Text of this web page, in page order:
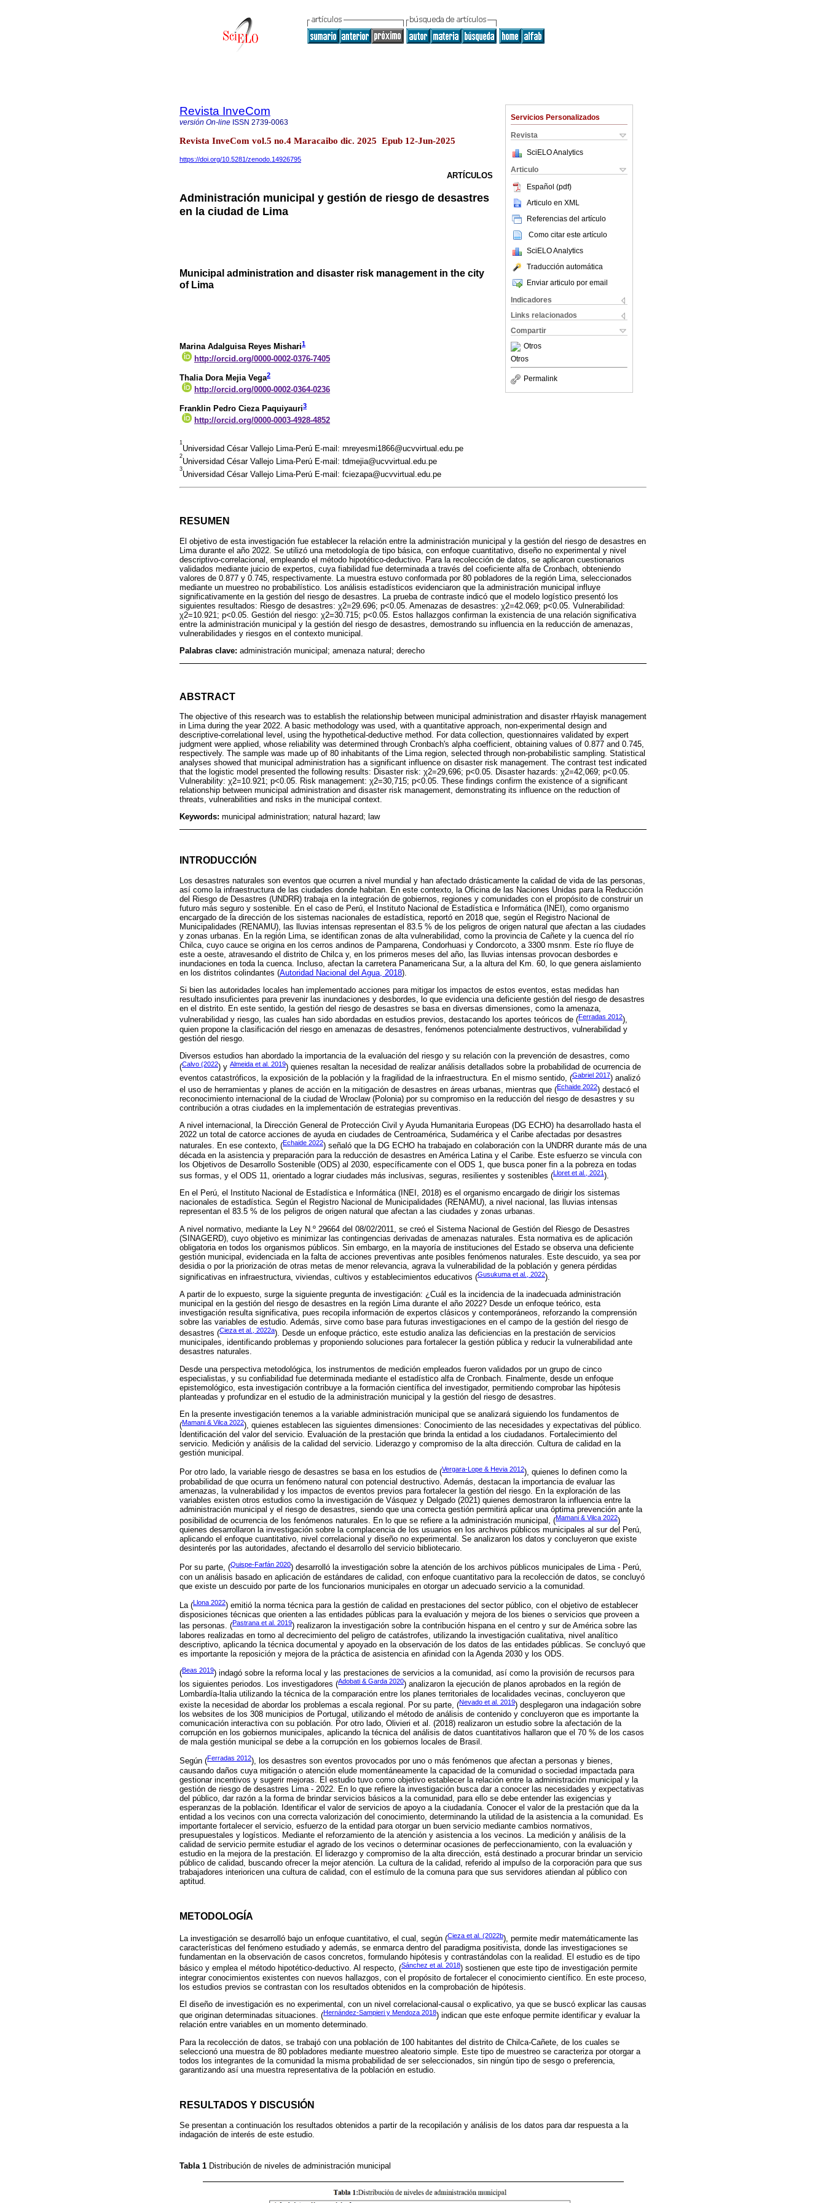
Servicios Personalizados
Revista
SciELO Analytics
Articulo
Español (pdf)
Articulo en XML
Referencias del artículo
Como citar este artículo
SciELO Analytics
Traducción automática
Enviar articulo por email
Indicadores
Links relacionados
Compartir
Otros
Otros
Permalink
Revista InveCom
versión On-line ISSN 2739-0063
Revista InveCom vol.5 no.4 Maracaibo dic. 2025 Epub 12-Jun-2025
https://doi.org/10.5281/zenodo.14926795
ARTÍCULOS
Administración municipal y gestión de riesgo de desastres
en la ciudad de Lima
Municipal administration and disaster risk management in the city
of Lima
Marina Adalguisa Reyes Mishari1
http://orcid.org/0000-0002-0376-7405
Thalia Dora Mejia Vega2
http://orcid.org/0000-0002-0364-0236
Franklin Pedro Cieza Paquiyauri3
http://orcid.org/0000-0003-4928-4852
1
Universidad César Vallejo Lima-Perú E-mail: mreyesmi1866@ucvvirtual.edu.pe
2
Universidad César Vallejo Lima-Perú E-mail: tdmejia@ucvvirtual.edu.pe
3
Universidad César Vallejo Lima-Perú E-mail: fciezapa@ucvvirtual.edu.pe
RESUMEN
El objetivo de esta investigación fue establecer la relación entre la administración municipal y la gestión del riesgo de desastres en
Lima durante el año 2022. Se utilizó una metodología de tipo básica, con enfoque cuantitativo, diseño no experimental y nivel
descriptivo-correlacional, empleando el método hipotético-deductivo. Para la recolección de datos, se aplicaron cuestionarios
validados mediante juicio de expertos, cuya fiabilidad fue determinada a través del coeficiente alfa de Cronbach, obteniendo
valores de 0.877 y 0.745, respectivamente. La muestra estuvo conformada por 80 pobladores de la región Lima, seleccionados
mediante un muestreo no probabilístico. Los análisis estadísticos evidenciaron que la administración municipal influye
significativamente en la gestión del riesgo de desastres. La prueba de contraste indicó que el modelo logístico presentó los
siguientes resultados: Riesgo de desastres: χ2=29.696; p<0.05. Amenazas de desastres: χ2=42.069; p<0.05. Vulnerabilidad:
χ2=10.921; p<0.05. Gestión del riesgo: χ2=30.715; p<0.05. Estos hallazgos confirman la existencia de una relación significativa
entre la administración municipal y la gestión del riesgo de desastres, demostrando su influencia en la reducción de amenazas,
vulnerabilidades y riesgos en el contexto municipal.
Palabras clave: administración municipal; amenaza natural; derecho
ABSTRACT
The objective of this research was to establish the relationship between municipal administration and disaster rHayisk management
in Lima during the year 2022. A basic methodology was used, with a quantitative approach, non-experimental design and
descriptive-correlational level, using the hypothetical-deductive method. For data collection, questionnaires validated by expert
judgment were applied, whose reliability was determined through Cronbach's alpha coefficient, obtaining values of 0.877 and 0.745,
respectively. The sample was made up of 80 inhabitants of the Lima region, selected through non-probabilistic sampling. Statistical
analyses showed that municipal administration has a significant influence on disaster risk management. The contrast test indicated
that the logistic model presented the following results: Disaster risk: χ2=29,696; p<0.05. Disaster hazards: χ2=42,069; p<0.05.
Vulnerability: χ2=10.921; p<0.05. Risk management: χ2=30,715; p<0.05. These findings confirm the existence of a significant
relationship between municipal administration and disaster risk management, demonstrating its influence on the reduction of
threats, vulnerabilities and risks in the municipal context.
Keywords: municipal administration; natural hazard; law
INTRODUCCIÓN
Los desastres naturales son eventos que ocurren a nivel mundial y han afectado drásticamente la calidad de vida de las personas,
así como la infraestructura de las ciudades donde habitan. En este contexto, la Oficina de las Naciones Unidas para la Reducción
del Riesgo de Desastres (UNDRR) trabaja en la integración de gobiernos, regiones y comunidades con el propósito de construir un
futuro más seguro y sostenible. En el caso de Perú, el Instituto Nacional de Estadística e Informática (INEI), como organismo
encargado de la dirección de los sistemas nacionales de estadística, reportó en 2018 que, según el Registro Nacional de
Municipalidades (RENAMU), las lluvias intensas representan el 83.5 % de los peligros de origen natural que afectan a las ciudades
y zonas urbanas. En la región Lima, se identifican zonas de alta vulnerabilidad, como la provincia de Cañete y la cuenca del río
Chilca, cuyo cauce se origina en los cerros andinos de Pamparena, Condorhuasi y Condorcoto, a 3300 msnm. Este río fluye de
este a oeste, atravesando el distrito de Chilca y, en los primeros meses del año, las lluvias intensas provocan desbordes e
inundaciones en toda la cuenca. Incluso, afectan la carretera Panamericana Sur, a la altura del Km. 60, lo que genera aislamiento
en los distritos colindantes (Autoridad Nacional del Agua, 2018).
Si bien las autoridades locales han implementado acciones para mitigar los impactos de estos eventos, estas medidas han
resultado insuficientes para prevenir las inundaciones y desbordes, lo que evidencia una deficiente gestión del riesgo de desastres
en el distrito. En este sentido, la gestión del riesgo de desastres se basa en diversas dimensiones, como la amenaza,
vulnerabilidad y riesgo, las cuales han sido abordadas en estudios previos, destacando los aportes teóricos de (Ferradas 2012),
quien propone la clasificación del riesgo en amenazas de desastres, fenómenos potencialmente destructivos, vulnerabilidad y
gestión del riesgo.
Diversos estudios han abordado la importancia de la evaluación del riesgo y su relación con la prevención de desastres, como
(Calvo (2022) y Almeida et al. 2019) quienes resaltan la necesidad de realizar análisis detallados sobre la probabilidad de ocurrencia de
eventos catastróficos, la exposición de la población y la fragilidad de la infraestructura. En el mismo sentido, (Gabriel 2017) analizó
el uso de herramientas y planes de acción en la mitigación de desastres en áreas urbanas, mientras que (Echaide 2022) destacó el
reconocimiento internacional de la ciudad de Wroclaw (Polonia) por su compromiso en la reducción del riesgo de desastres y su
contribución a otras ciudades en la implementación de estrategias preventivas.
A nivel internacional, la Dirección General de Protección Civil y Ayuda Humanitaria Europeas (DG ECHO) ha desarrollado hasta el
2022 un total de catorce acciones de ayuda en ciudades de Centroamérica, Sudamérica y el Caribe afectadas por desastres
naturales. En ese contexto, (Echaide 2022) señaló que la DG ECHO ha trabajado en colaboración con la UNDRR durante más de una
década en la asistencia y preparación para la reducción de desastres en América Latina y el Caribe. Este esfuerzo se vincula con
los Objetivos de Desarrollo Sostenible (ODS) al 2030, específicamente con el ODS 1, que busca poner fin a la pobreza en todas
sus formas, y el ODS 11, orientado a lograr ciudades más inclusivas, seguras, resilientes y sostenibles (Lloret et al., 2021).
En el Perú, el Instituto Nacional de Estadística e Informática (INEI, 2018) es el organismo encargado de dirigir los sistemas
nacionales de estadística. Según el Registro Nacional de Municipalidades (RENAMU), a nivel nacional, las lluvias intensas
representan el 83.5 % de los peligros de origen natural que afectan a las ciudades y zonas urbanas.
A nivel normativo, mediante la Ley N.º 29664 del 08/02/2011, se creó el Sistema Nacional de Gestión del Riesgo de Desastres
(SINAGERD), cuyo objetivo es minimizar las contingencias derivadas de amenazas naturales. Esta normativa es de aplicación
obligatoria en todos los organismos públicos. Sin embargo, en la mayoría de instituciones del Estado se observa una deficiente
gestión municipal, evidenciada en la falta de acciones preventivas ante posibles fenómenos naturales. Este descuido, ya sea por
desidia o por la priorización de otras metas de menor relevancia, agrava la vulnerabilidad de la población y genera pérdidas
significativas en infraestructura, viviendas, cultivos y establecimientos educativos (Gusukuma et al., 2022).
A partir de lo expuesto, surge la siguiente pregunta de investigación: ¿Cuál es la incidencia de la inadecuada administración
municipal en la gestión del riesgo de desastres en la región Lima durante el año 2022? Desde un enfoque teórico, esta
investigación resulta significativa, pues recopila información de expertos clásicos y contemporáneos, reforzando la comprensión
sobre las variables de estudio. Además, sirve como base para futuras investigaciones en el campo de la gestión del riesgo de
desastres (Cieza et al., 2022a). Desde un enfoque práctico, este estudio analiza las deficiencias en la prestación de servicios
municipales, identificando problemas y proponiendo soluciones para fortalecer la gestión pública y reducir la vulnerabilidad ante
desastres naturales.
Desde una perspectiva metodológica, los instrumentos de medición empleados fueron validados por un grupo de cinco
especialistas, y su confiabilidad fue determinada mediante el estadístico alfa de Cronbach. Finalmente, desde un enfoque
epistemológico, esta investigación contribuye a la formación científica del investigador, permitiendo comprobar las hipótesis
planteadas y profundizar en el estudio de la administración municipal y la gestión del riesgo de desastres.
En la presente investigación tenemos a la variable administración municipal que se analizará siguiendo los fundamentos de
(Mamani & Vilca 2022), quienes establecen las siguientes dimensiones: Conocimiento de las necesidades y expectativas del público.
Identificación del valor del servicio. Evaluación de la prestación que brinda la entidad a los ciudadanos. Fortalecimiento del
servicio. Medición y análisis de la calidad del servicio. Liderazgo y compromiso de la alta dirección. Cultura de calidad en la
gestión municipal.
Por otro lado, la variable riesgo de desastres se basa en los estudios de (Vergara-Lope & Hevia 2012), quienes lo definen como la
probabilidad de que ocurra un fenómeno natural con potencial destructivo. Además, destacan la importancia de evaluar las
amenazas, la vulnerabilidad y los impactos de eventos previos para fortalecer la gestión del riesgo. En la exploración de las
variables existen otros estudios como la investigación de Vásquez y Delgado (2021) quienes demostraron la influencia entre la
administración municipal y el riesgo de desastres, siendo que una correcta gestión permitirá aplicar una óptima prevención ante la
posibilidad de ocurrencia de los fenómenos naturales. En lo que se refiere a la administración municipal, (Mamani & Vilca 2022)
quienes desarrollaron la investigación sobre la complacencia de los usuarios en los archivos públicos municipales al sur del Perú,
aplicando el enfoque cuantitativo, nivel correlacional y diseño no experimental. Se analizaron los datos y concluyeron que existe
desinterés por las autoridades, afectando el desarrollo del servicio bibliotecario.
Por su parte, (Quispe-Farfán 2020) desarrolló la investigación sobre la atención de los archivos públicos municipales de Lima - Perú,
con un análisis basado en aplicación de estándares de calidad, con enfoque cuantitativo para la recolección de datos, se concluyó
que existe un descuido por parte de los funcionarios municipales en otorgar un adecuado servicio a la comunidad.
La (Llona 2022) emitió la norma técnica para la gestión de calidad en prestaciones del sector público, con el objetivo de establecer
disposiciones técnicas que orienten a las entidades públicas para la evaluación y mejora de los bienes o servicios que proveen a
las personas. (Pastrana et al. 2019) realizaron la investigación sobre la contribución hispana en el centro y sur de América sobre las
labores realizadas en torno al decrecimiento del peligro de catástrofes, utilizando la investigación cualitativa, nivel analítico
descriptivo, aplicando la técnica documental y apoyado en la observación de los datos de las entidades públicas. Se concluyó que
es importante la reposición y mejora de la práctica de asistencia en afinidad con la Agenda 2030 y los ODS.
(Beas 2019) indagó sobre la reforma local y las prestaciones de servicios a la comunidad, así como la provisión de recursos para
los siguientes periodos. Los investigadores (Adobati & Garda 2020) analizaron la ejecución de planos aprobados en la región de
Lombardía-Italia utilizando la técnica de la comparación entre los planes territoriales de localidades vecinas, concluyeron que
existe la necesidad de abordar los problemas a escala regional. Por su parte, (Nevado et al. 2019) desplegaron una indagación sobre
los websites de los 308 municipios de Portugal, utilizando el método de análisis de contenido y concluyeron que es importante la
comunicación interactiva con su población. Por otro lado, Olivieri et al. (2018) realizaron un estudio sobre la afectación de la
corrupción en los gobiernos municipales, aplicando la técnica del análisis de datos cuantitativos hallaron que el 70 % de los casos
de mala gestión municipal se debe a la corrupción en los gobiernos locales de Brasil.
Según (Ferradas 2012), los desastres son eventos provocados por uno o más fenómenos que afectan a personas y bienes,
causando daños cuya mitigación o atención elude momentáneamente la capacidad de la comunidad o sociedad impactada para
gestionar incentivos y sugerir mejoras. El estudio tuvo como objetivo establecer la relación entre la administración municipal y la
gestión de riesgo de desastres Lima - 2022. En lo que refiere la investigación busca dar a conocer las necesidades y expectativas
del público, dar razón a la forma de brindar servicios básicos a la comunidad, para ello se debe entender las exigencias y
esperanzas de la población. Identificar el valor de servicios de apoyo a la ciudadanía. Conocer el valor de la prestación que da la
entidad a los vecinos con una correcta valorización del conocimiento, determinando la utilidad de la asistencia a la comunidad. Es
importante fortalecer el servicio, esfuerzo de la entidad para otorgar un buen servicio mediante cambios normativos,
presupuestales y logísticos. Mediante el reforzamiento de la atención y asistencia a los vecinos. La medición y análisis de la
calidad de servicio permite estudiar el agrado de los vecinos o determinar ocasiones de perfeccionamiento, con la evaluación y
estudio en la mejora de la prestación. El liderazgo y compromiso de la alta dirección, está destinado a procurar brindar un servicio
público de calidad, buscando ofrecer la mejor atención. La cultura de la calidad, referido al impulso de la corporación para que sus
trabajadores interioricen una cultura de calidad, con el estímulo de la comuna para que sus servidores atiendan al público con
aptitud.
METODOLOGÍA
La investigación se desarrolló bajo un enfoque cuantitativo, el cual, según (Cieza et al. (2022b), permite medir matemáticamente las
características del fenómeno estudiado y además, se enmarca dentro del paradigma positivista, donde las investigaciones se
fundamentan en la observación de casos concretos, formulando hipótesis y contrastándolas con la realidad. El estudio es de tipo
básico y emplea el método hipotético-deductivo. Al respecto, (Sánchez et al. 2018) sostienen que este tipo de investigación permite
integrar conocimientos existentes con nuevos hallazgos, con el propósito de fortalecer el conocimiento científico. En este proceso,
los estudios previos se contrastan con los resultados obtenidos en la comprobación de hipótesis.
El diseño de investigación es no experimental, con un nivel correlacional-causal o explicativo, ya que se buscó explicar las causas
que originan determinadas situaciones. (Hernández-Sampieri y Mendoza 2018) indican que este enfoque permite identificar y evaluar la
relación entre variables en un momento determinado.
Para la recolección de datos, se trabajó con una población de 100 habitantes del distrito de Chilca-Cañete, de los cuales se
seleccionó una muestra de 80 pobladores mediante muestreo aleatorio simple. Este tipo de muestreo se caracteriza por otorgar a
todos los integrantes de la comunidad la misma probabilidad de ser seleccionados, sin ningún tipo de sesgo o preferencia,
garantizando así una muestra representativa de la población en estudio.
RESULTADOS Y DISCUSIÓN
Se presentan a continuación los resultados obtenidos a partir de la recopilación y análisis de los datos para dar respuesta a la
indagación de interés de este estudio.
Tabla 1 Distribución de niveles de administración municipal